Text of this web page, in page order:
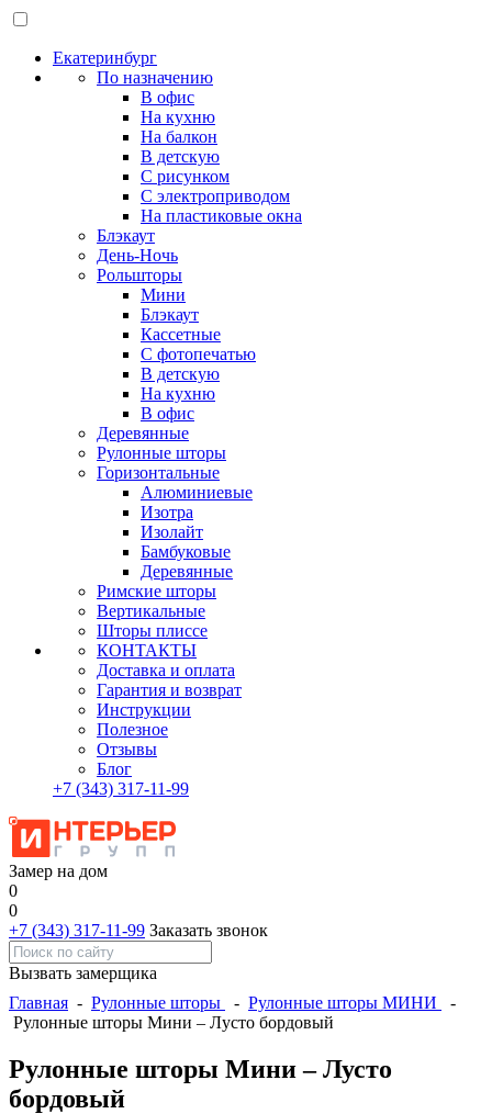
Екатеринбург
По назначению
В офис
На кухню
На балкон
В детскую
С рисунком
С электроприводом
На пластиковые окна
Блэкаут
День-Ночь
Рольшторы
Мини
Блэкаут
Кассетные
С фотопечатью
В детскую
На кухню
В офис
Деревянные
Рулонные шторы
Горизонтальные
Алюминиевые
Изотра
Изолайт
Бамбуковые
Деревянные
Римские шторы
Вертикальные
Шторы плиссе
КОНТАКТЫ
Доставка и оплата
Гарантия и возврат
Инструкции
Полезное
Отзывы
Блог
+7 (343) 317-11-99
Замер на дом
0
0
+7 (343) 317-11-99 Заказать звонок
Вызвать замерщика
Главная - Рулонные шторы - Рулонные шторы МИНИ
-
Рулонные шторы Мини – Лусто бордовый
Рулонные шторы Мини – Лусто
бордовый